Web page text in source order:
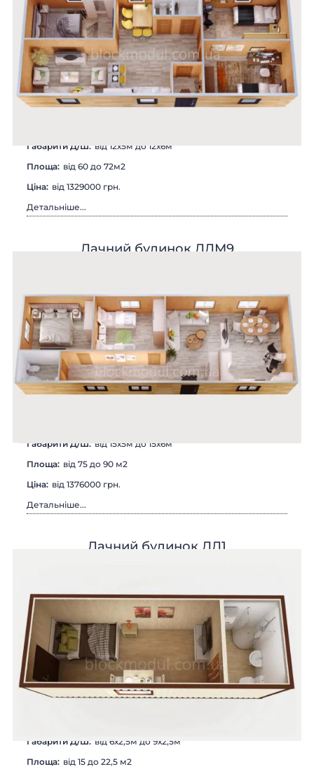
Габарити Д/Ш: вiд 12х5м до 12х6м
Площа: вiд 60 до 72м2
Цiна: вiд 1329000 грн.
Детальніше...
Дачний будинок ДДМ9
Габарити Д/Ш: вiд 15х5м до 15х6м
Площа: вiд 75 до 90 м2
Цiна: вiд 1376000 грн.
Детальніше...
Дачний будинок ДД1
Габарити Д/Ш: від 6х2,5м до 9х2,5м
Площа: від 15 до 22,5 м2